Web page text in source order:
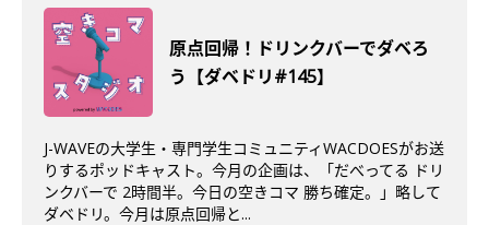
原点回帰！ドリンクバーでダベろ
う【ダベドリ#145】
J-WAVEの大学生・専門学生コミュニティWACDOESがお送
りするポッドキャスト。今月の企画は、「だべってる ドリ
ンクバーで 2時間半。今日の空きコマ 勝ち確定。」略して
ダベドリ。今月は原点回帰と...